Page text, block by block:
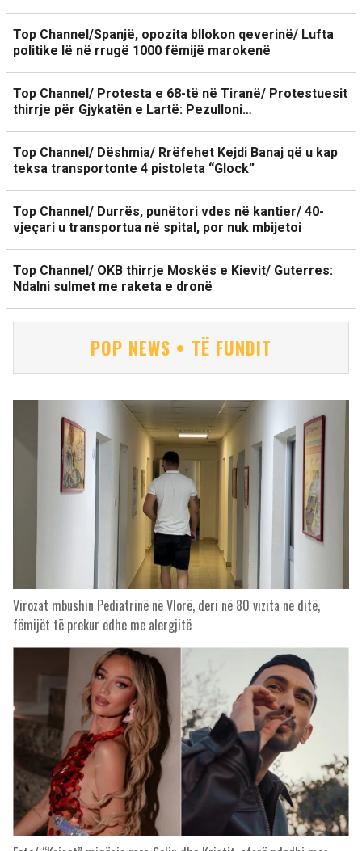
Top Channel/Spanjë, opozita bllokon qeverinë/ Lufta
politike lë në rrugë 1000 fëmijë marokenë
Top Channel/ Protesta e 68-të në Tiranë/ Protestuesit
thirrje për Gjykatën e Lartë: Pezulloni…
Top Channel/ Dëshmia/ Rrëfehet Kejdi Banaj që u kap
teksa transportonte 4 pistoleta “Glock”
Top Channel/ Durrës, punëtori vdes në kantier/ 40-
vjeçari u transportua në spital, por nuk mbijetoi
Top Channel/ OKB thirrje Moskës e Kievit/ Guterres:
Ndalni sulmet me raketa e dronë
POP NEWS • TË FUNDIT
Virozat mbushin Pediatrinë në Vlorë, deri në 80 vizita në ditë,
fëmijët të prekur edhe me alergjitë